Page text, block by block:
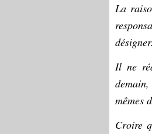
La
désigner.
Il ne
mêmes
Croire